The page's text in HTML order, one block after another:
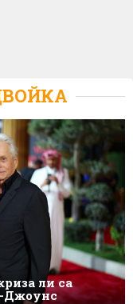
ли са
Джоунс